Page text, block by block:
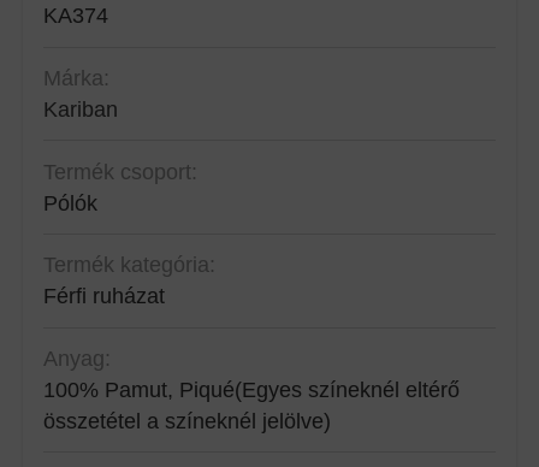
KA374
Márka:
Kariban
Termék csoport:
Pólók
Termék kategória:
Férfi ruházat
Anyag:
100% Pamut, Piqué(Egyes színeknél eltérő
összetétel a színeknél jelölve)